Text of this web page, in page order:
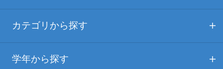
カテゴリから探す
学年から探す